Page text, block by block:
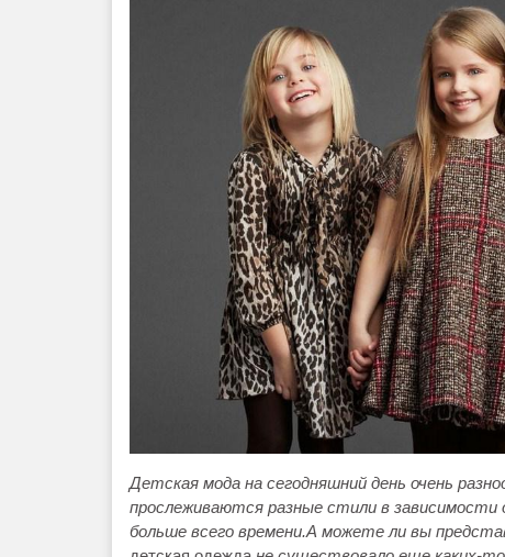
Детская мода на сегодняшний день очень
прослеживаются разные стили в
больше всего времени.А можете ли вы